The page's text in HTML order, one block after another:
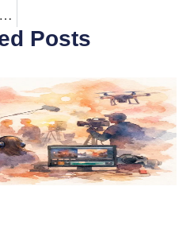
E-Learning-Videos produzieren mit Plan
Posts